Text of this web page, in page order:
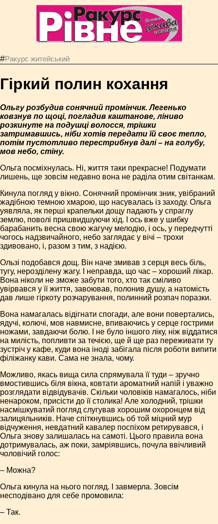
#Ракурс житейський
Гіркий полин кохання
Ольгу розбудив сонячний промінчик. Легенько
ковзнув по щоці, погладив каштанове, ліниво
розкинуте на подушці волосся, трішки
затримавшись, ніби хотів передати їй своє тепло,
потім пустотливо перестрибнув далі – на голубу,
мов небо, стіну.
Ольга посміхнулась. Ні, життя таки прекрасне! Подумати
лишень, ще зовсім недавно вона не раділа отим світанкам.
Кинула погляд у вікно. Сонячний промінчик зник, увібраний
жадібною темною хмарою, що насувалась із заходу. Ольга
уявляла, як перші крапельки дощу падають у спраглу
землю, поволі пришвидшуючи хід. І ось вже у шибку
барабанить весна свою жагучу мелодію, і ось, у передчутті
чогось надзвичайного, небо заглядає у вічі – трохи
здивовано, і, разом з тим, з надією.
Ользі подобався дощ. Він наче змивав з серця весь біль,
тугу, нерозділену жагу. І неправда, що час – хороший лікар.
Вона ніколи не зможе забути того, хто так сміливо
увірвався у її життя, завоював, полонив душу, а натомість
дав лише гіркоту розчарування, полинний розпач поразки.
Вона намагалась відігнати спогади, але вони повертались,
ядучі, колючі, мов навмисне, впиваючись у серце гострими
ножами, завдаючи болю. І не було іншого ліку, ніж віддатися
на милість, попливти за течією, ще й ще раз переживати ту
зустріч у кафе, куди вона іноді забігала після роботи випити
філіжанку кави. Сама не знала, чому.
Можливо, якась вища сила спрямувала її туди – зручно
вмостившись біля вікна, ковтати ароматний напій і уважно
розглядати відвідувачів. Скільки чоловіків намагалось, ніби
ненароком, присісти до її столика! Але холодний, трішки
насмішкуватий погляд слугував хорошим охоронцем від
залицяльників. Наче спіткнувшись об той міцний мур
відчуження, невдатний кавалер поспіхом ретирувався, і
Ольга знову залишалась на самоті. Цього правила вона
дотримувалась, аж поки, замріявшись, почула ввічливий
чоловічий голос:
– Можна?
Ольга кинула на нього погляд. І завмерла. Зовсім
несподівано для себе промовила:
– Так.